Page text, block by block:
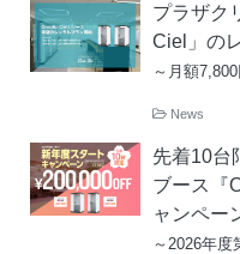
プラザク
Ciel」の
～月額
News
先着10台
ブース『
ャンペー
～2026年度